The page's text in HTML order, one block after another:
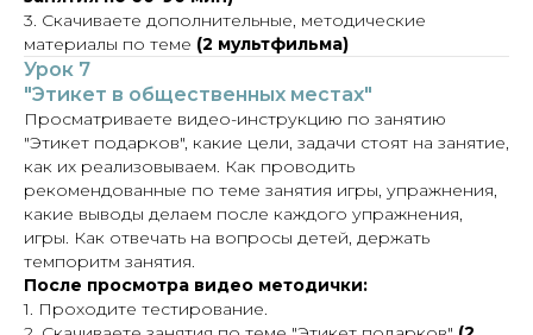
3. Скачиваете дополнительные, методические
материалы по теме (2 мультфильма)
Урок 7
"Этикет в общественных местах"
Просматриваете видео-инструкцию по занятию
"Этикет подарков", какие цели, задачи стоят на занятие,
как их реализовываем. Как проводить
рекомендованные по теме занятия игры, упражнения,
какие выводы делаем после каждого упражнения,
игры. Как отвечать на вопросы детей, держать
темпоритм занятия.
После просмотра видео методички:
1. Проходите тестирование.